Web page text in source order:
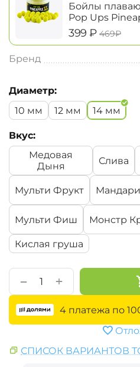
Бойлы
Pop Ups
‍399‍ ₽ ‍469‍₽
Бренд
Диаметр:
10 мм
12 мм 14 мм
Вкус:
Медовая
Дыня
Слива
Мульти Фрукт
Мульти Фиш Монстр
Кислая груша
+
−
4 платежа по
СПИСОК ВАРИАНТОВ